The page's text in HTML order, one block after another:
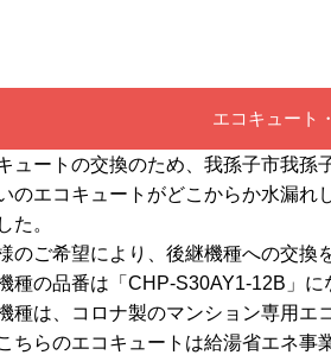
エコキュート
ュートの交換のため、我孫子市我孫
のエコキュートがどこからか水漏れ
た。
のご希望により、後継機種への交換
種の品番は「CHP-S30AY1-12B」に
種は、コロナ製のマンション専用エ
ちらのエコキュートは給湯省エネ事